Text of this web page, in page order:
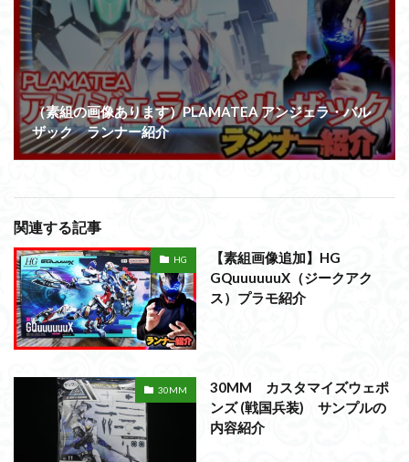
（素組の画像あります）PLAMATEA アンジェラ・バル
ザック ランナー紹介
関連する記事
HG
【素組画像追加】HG
GQuuuuuuX（ジークアク
ス）プラモ紹介
30MM
30MM カスタマイズウェポ
ンズ (戦国兵装) サンプルの
内容紹介